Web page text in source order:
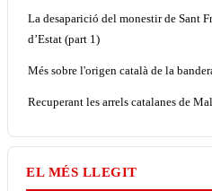
La desaparició del monestir de Sant
d’Estat (part 1)
Més sobre l'origen català de la
Recuperant les arrels catalanes de
EL MÉS LLEGIT